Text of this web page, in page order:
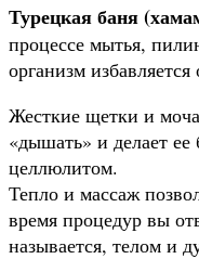
Турецкая баня
процессе мытья,
организм
Жесткие щетки и
«дышать» и делает ее
целлюлитом.
Тепло и массаж
время процедур вы
называется, телом и